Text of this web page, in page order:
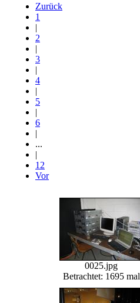
Zurück
1
|
2
|
3
|
4
|
5
|
6
|
...
|
12
Vor
0025.jpg
Betrachtet: 1695 mal